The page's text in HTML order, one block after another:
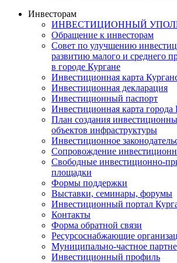
Инвесторам
ИНВЕСТИЦИОННЫЙ
Обращение к инвесторам
Совет по улучшению
развитию малого и среднего
в городе Кургане
Инвестиционная карта
Инвестиционная декларация
Инвестиционный паспорт
Инвестиционная карта города
План создания
объектов инфраструктуры
Инвестиционное
Сопровождение
Свободные инвестиционно-
площадки
Формы поддержки
Выставки, семинары, форумы
Инвестиционный портал
Контакты
Форма обратной связи
Ресурсоснабжающие
Муниципально-частное
Инвестиционный профиль